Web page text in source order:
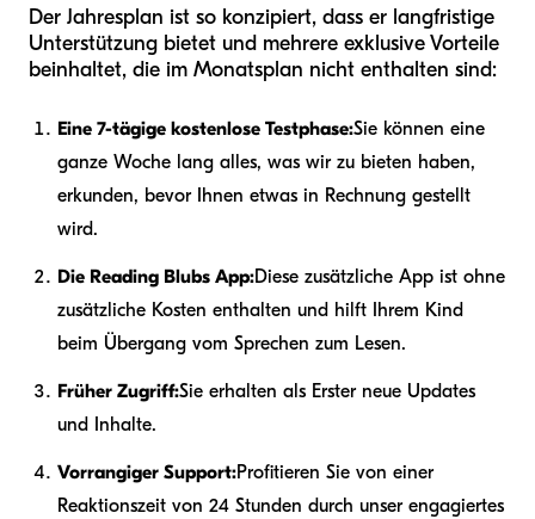
Der Jahresplan ist so konzipiert, dass er langfristige
Unterstützung bietet und mehrere exklusive Vorteile
beinhaltet, die im Monatsplan nicht enthalten sind:
Eine 7-tägige kostenlose Testphase:Sie können eine
ganze Woche lang alles, was wir zu bieten haben,
erkunden, bevor Ihnen etwas in Rechnung gestellt
wird.
Die Reading Blubs App:Diese zusätzliche App ist ohne
zusätzliche Kosten enthalten und hilft Ihrem Kind
beim Übergang vom Sprechen zum Lesen.
Früher Zugriff:Sie erhalten als Erster neue Updates
und Inhalte.
Vorrangiger Support:Profitieren Sie von einer
Reaktionszeit von 24 Stunden durch unser engagiertes